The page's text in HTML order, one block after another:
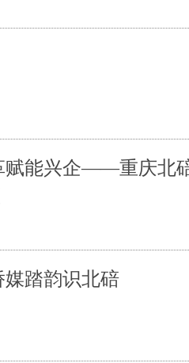
赋能兴企——重庆北
踏韵识北碚